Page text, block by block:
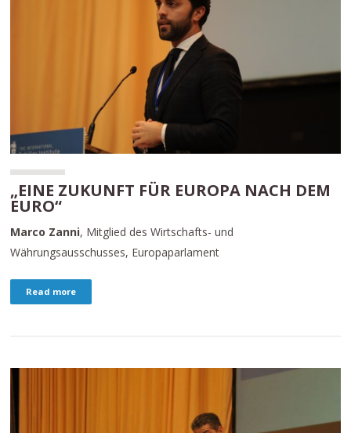
„EINE ZUKUNFT FÜR EUROPA NACH DEM
EURO“
Marco Zanni, Mitglied des Wirtschafts- und
Währungsausschusses, Europaparlament
Read more